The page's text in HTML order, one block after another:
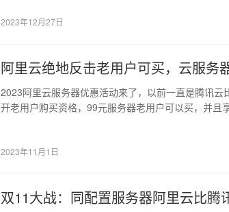
2023年12月27日
阿里云绝地反击老用户可买，云服务
2023阿里云服务器优惠活动来了，以前一直是腾讯
开老用户购买资格，99元服务器老用户可以买，并且
2023年11月1日
双11大战：同配置服务器阿里云比腾